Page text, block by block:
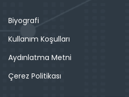
Biyografi
Kullanım Koşulları
Aydınlatma Metni
Çerez Politikası